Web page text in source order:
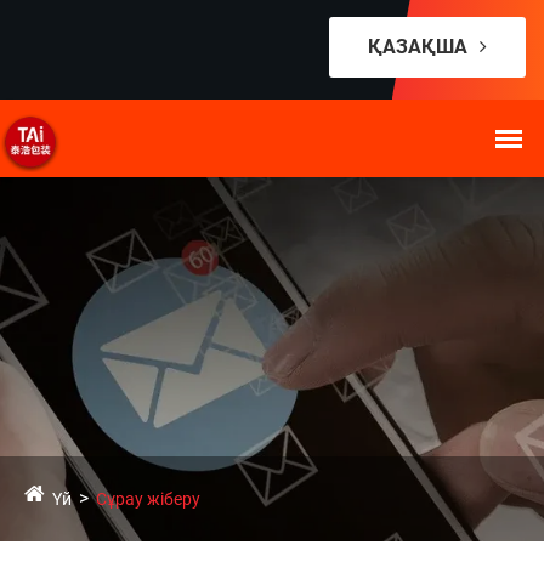
ҚАЗАҚША
Үй Сұрау жіберу